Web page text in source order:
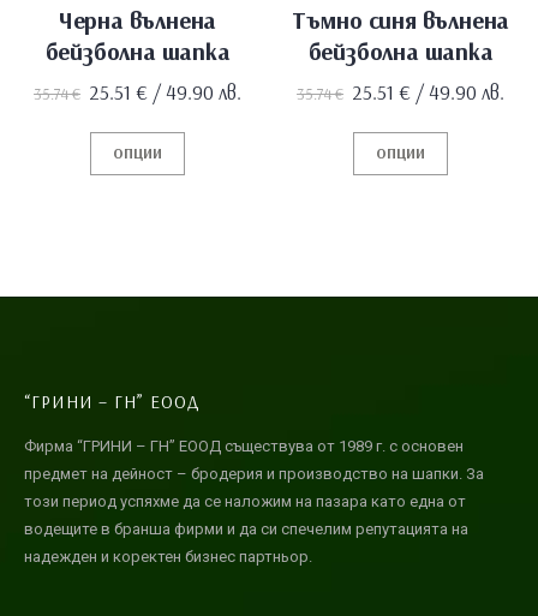
Черна вълнена
бейзболна шапка
35.74€ Original
was:
35.74 €.
25.51 €Текущата
цена
е:
25.51 €.
/ 49.90 лв.
ОПЦИИ
Тъмно синя вълнена
бейзболна шапка
35.74€ Original
was:
35.74 €.
25.51 €Текущата
цена
е:
25.51 €.
/ 49.90 лв.
ОПЦИИ
“ГРИНИ – ГН” ЕООД
Фирма “ГРИНИ – ГН” ЕООД съществува от 1989 г. с основен
предмет на дейност – бродерия и производство на шапки. За
този период успяхме да се наложим на пазара като една от
водещите в бранша фирми и да си спечелим репутацията на
надежден и коректен бизнес партньор.